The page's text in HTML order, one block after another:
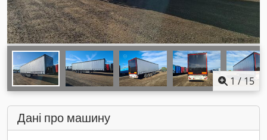
1 / 15
Дані про машину